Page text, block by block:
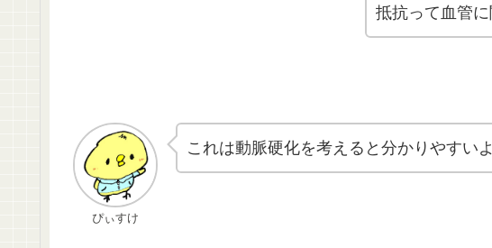
抵抗って血管
ぴぃすけ
これは動脈硬化を考えると分かりやすいよ